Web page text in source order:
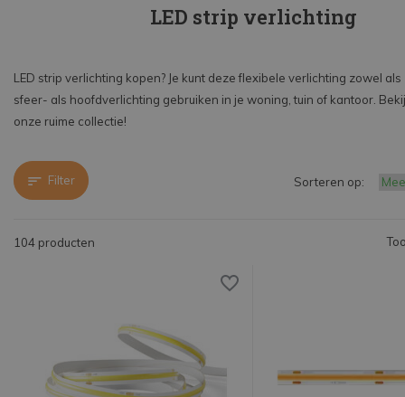
LED strip verlichting
LED strip verlichting kopen? Je kunt deze flexibele verlichting zowel als
sfeer- als hoofdverlichting gebruiken in je woning, tuin of kantoor.
onze ruime collectie!
Filter
104 producten
Sorteren op: